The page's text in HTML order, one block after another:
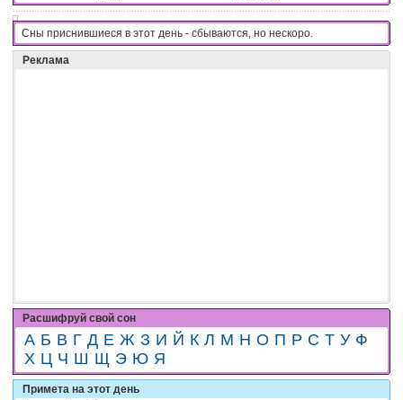
Сны приснившиеся в этот день - cбывaютcя, нo нecкopo.
Реклама
Расшифруй свой сон
А Б В Г Д Е Ж З И Й К Л М Н О П Р С Т У Ф
Х Ц Ч Ш Щ Э Ю Я
Примета на этот день